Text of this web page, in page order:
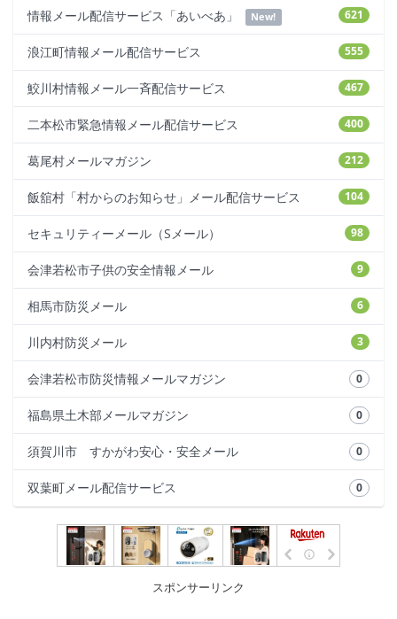
621
情報メール配信サービス「あいべあ」 New!
555
浪江町情報メール配信サービス
467
鮫川村情報メール一斉配信サービス
400
二本松市緊急情報メール配信サービス
212
葛尾村メールマガジン
104
飯舘村「村からのお知らせ」メール配信サービス
98
セキュリティーメール（Sメール）
9
会津若松市子供の安全情報メール
6
相馬市防災メール
3
川内村防災メール
0
会津若松市防災情報メールマガジン
0
福島県土木部メールマガジン
0
須賀川市 すかがわ安心・安全メール
0
双葉町メール配信サービス
スポンサーリンク